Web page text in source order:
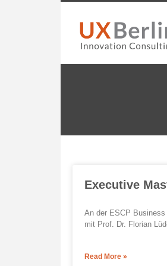
Executive
An der ESCP
mit Prof. Dr. Florian
Read More »